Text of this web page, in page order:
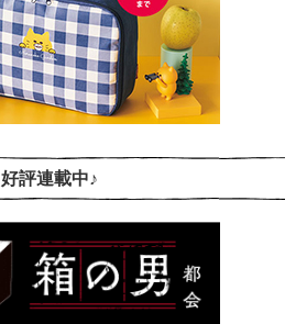
好評連載中♪